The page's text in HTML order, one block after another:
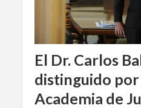
El Dr. Carlos
distinguido por
Academia de